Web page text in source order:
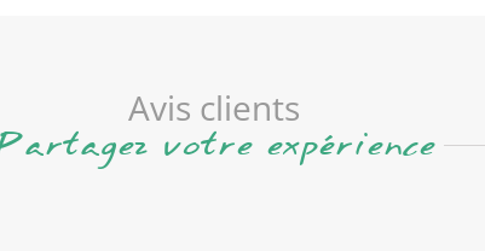
Avis clients
votre expérience